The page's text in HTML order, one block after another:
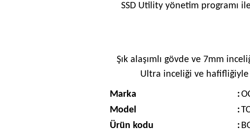
SSD Utility yönetim programı
Şık alaşımlı gövde ve 7mm
Ultra inceliği ve hafifliğiyle
Marka :
Model
:
Ürün kodu
: